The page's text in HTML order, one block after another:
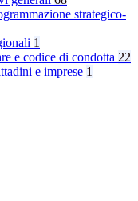
strategico-
1
e codice di condotta 22
e imprese 1